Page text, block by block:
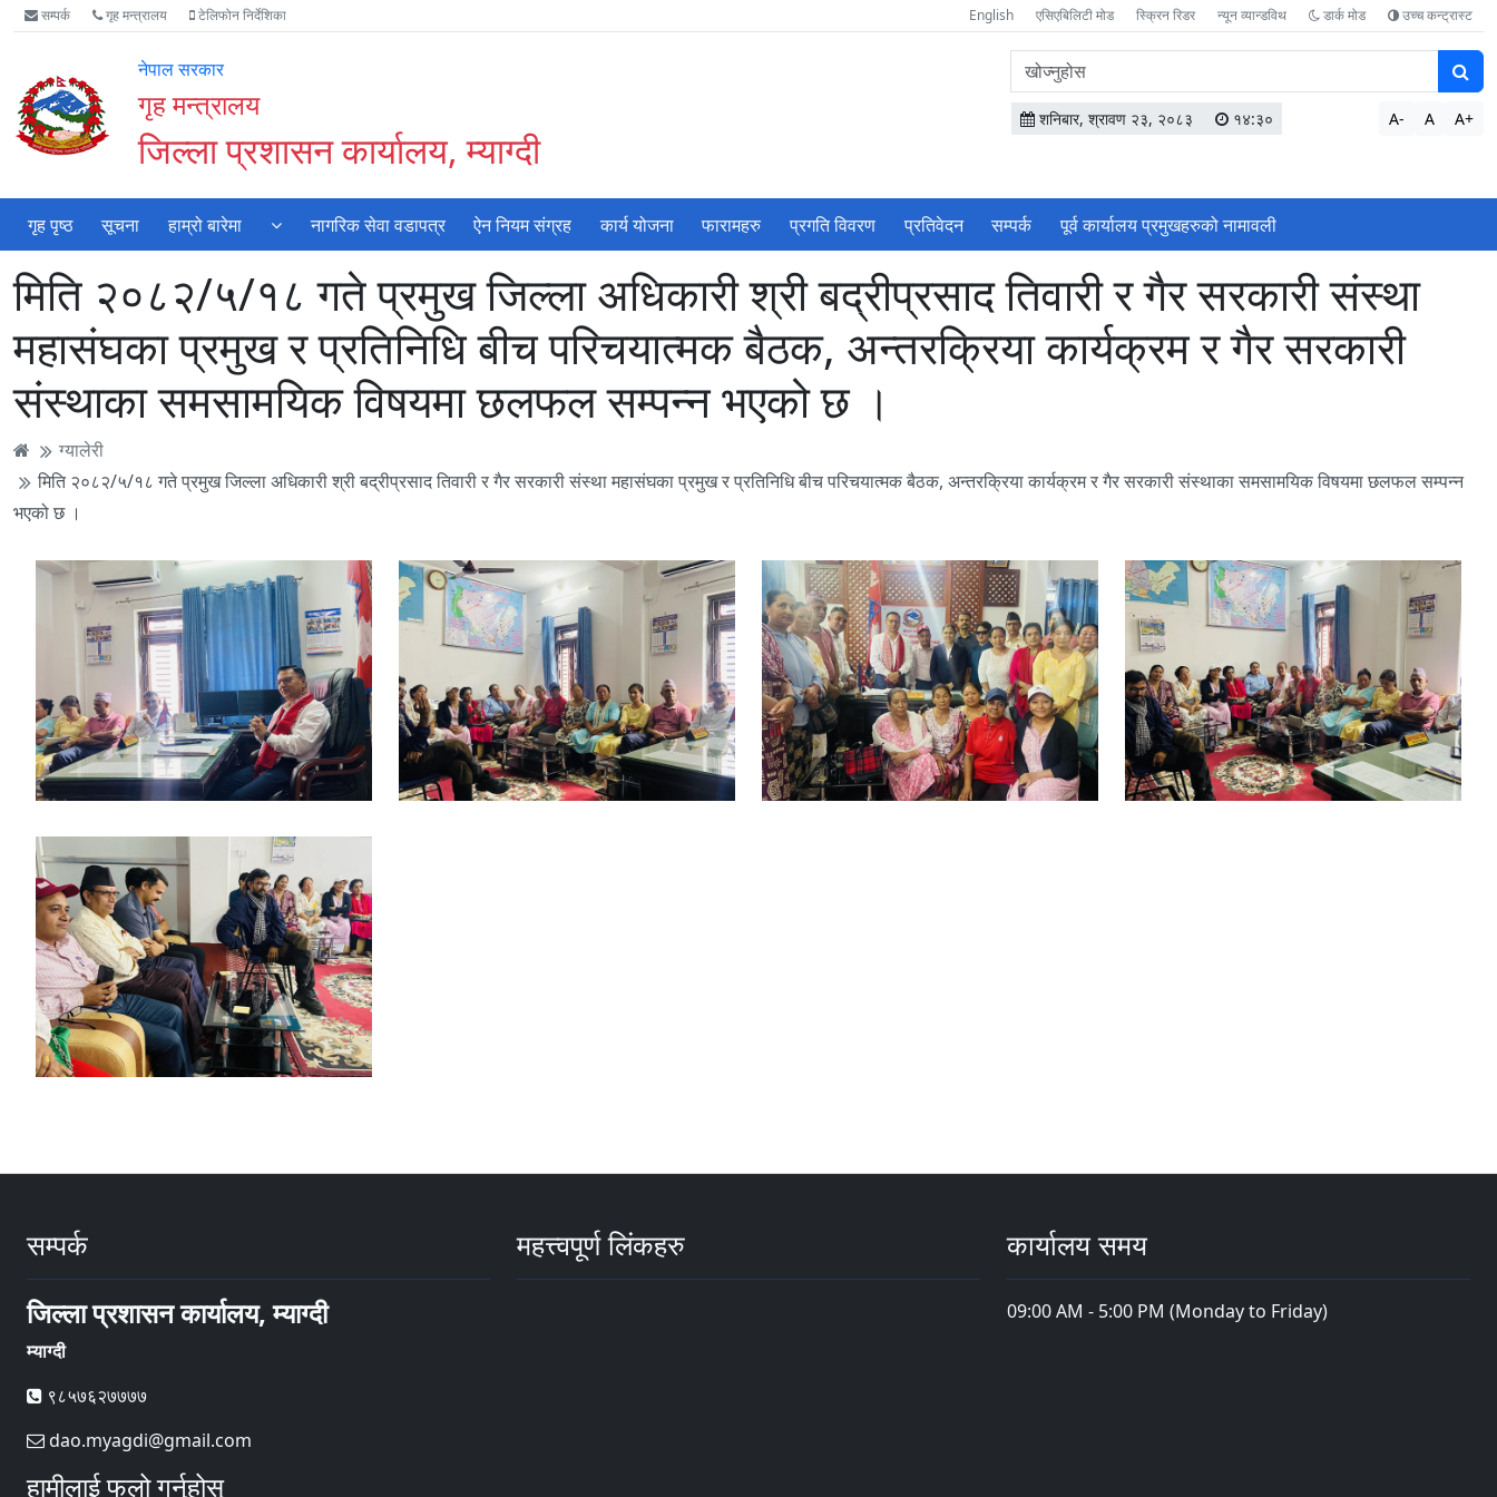
Accessibility
Mode
गर्नुहोस्
मुख्य
सामाग्री
मुख्य
नेभिगेसन
वेबसाइट
खोजमा
सम्पर्क गृह मन्त्रालय टेलिफोन निर्देशिका English एसिएबिलिटी मोड स्क्रिन रिडर न्यून व्यान्डविथ डार्क मोड उच्च कन्ट्रास्ट
नेपाल सरकार
गृह मन्त्रालय
जिल्ला प्रशासन कार्यालय, म्याग्दी
वेबसाइटमा
सामग्री
खोज्नुहोस
शनिबार, श्रावण २३, २०८३ १४:३० A- A A+
गृह पृष्ठ सूचना हाम्रो बारेमा नागरिक सेवा वडापत्र ऐन नियम संग्रह कार्य योजना फारामहरु प्रगति विवरण प्रतिवेदन सम्पर्क पूर्व कार्यालय प्रमुखहरुको नामावली
मिति २०८२/५/१८ गते प्रमुख जिल्ला अधिकारी श्री बद्रीप्रसाद तिवारी र गैर सरकारी संस्था
महासंघका प्रमुख र प्रतिनिधि बीच परिचयात्मक बैठक, अन्तरक्रिया कार्यक्रम र गैर सरकारी
संस्थाका समसामयिक विषयमा छलफल सम्पन्न भएको छ ।
ग्यालेरी
मिति २०८२/५/१८ गते प्रमुख जिल्ला अधिकारी श्री बद्रीप्रसाद तिवारी र गैर सरकारी संस्था महासंघका प्रमुख र प्रतिनिधि बीच परिचयात्मक बैठक, अन्तरक्रिया कार्यक्रम र गैर सरकारी संस्थाका समसामयिक विषयमा छलफल सम्पन्न
भएको छ ।
सम्पर्क
जिल्ला प्रशासन कार्यालय, म्याग्दी
म्याग्दी
९८५७६२७७७७
dao.myagdi@gmail.com
हामीलाई फलो गर्नुहोस्
महत्त्वपूर्ण लिंकहरु कार्यालय समय
09:00 AM - 5:00 PM (Monday to Friday)